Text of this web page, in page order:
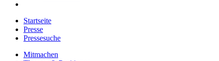
Startseite
Presse
Pressesuche
Mitmachen